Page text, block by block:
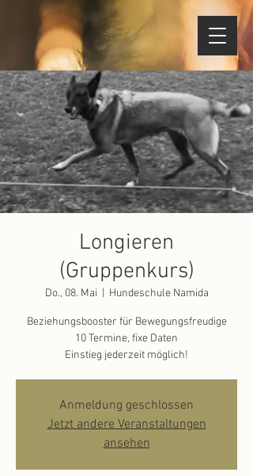
Longieren
(Gruppenkurs)
Do., 08. Mai Hundeschule Namida
Beziehungsbooster für Bewegungsfreudige
10 Termine, fixe Daten
Einstieg jederzeit möglich!
Anmeldung geschlossen
Jetzt andere Veranstaltungen
ansehen